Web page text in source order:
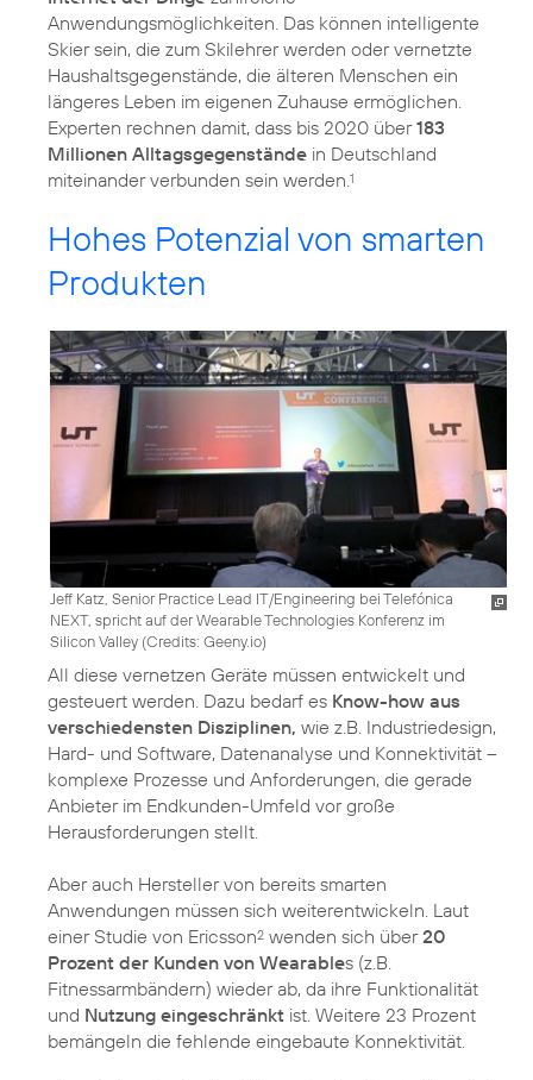
Anwendungsmöglichkeiten. Das können intelligente
Skier sein, die zum Skilehrer werden oder vernetzte
Haushaltsgegenstände, die älteren Menschen ein
längeres Leben im eigenen Zuhause ermöglichen.
Experten rechnen damit, dass bis 2020 über183
Millionen Alltagsgegenstände in Deutschland
miteinander verbunden sein werden. 1
Hohes Potenzial von smarten
Produkten
Jeff Katz, Senior Practice Lead IT/Engineering bei Telefónica
NEXT, spricht auf der Wearable Technologies Konferenz im
Silicon Valley (Credits: Geeny.io)
All diese vernetzen Geräte müssen entwickelt und
gesteuert werden. Dazu bedarf es Know-how aus
verschiedensten Disziplinen, wie z.B. Industriedesign,
Hard- und Software, Datenanalyse und Konnektivität –
komplexe Prozesse und Anforderungen, die gerade
Anbieter im Endkunden-Umfeld vor große
Herausforderungen stellt.
Aber auch Hersteller von bereits smarten
Anwendungen müssen sich weiterentwickeln. Laut
einer Studie von Ericsson2 wenden sich über20
Prozent der Kunden von Wearables (z.B.
Fitnessarmbändern) wieder ab, da ihre Funktionalität
und Nutzung eingeschränkt ist. Weitere 23 Prozent
bemängeln die fehlende eingebaute Konnektivität.